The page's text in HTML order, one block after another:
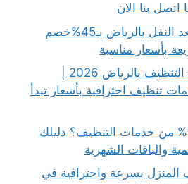
اتصل بنا الان
أفضل شركة تنظيف بعد النقل بالرياض بـ45%خصم
بأسعار مناسبة
تنظيف احترافية بأسعار تبدأ
كيف توفر حتى 50% من خدمات التنظيف؟ دليلك
والباقات الشهرية
المنزل بسرعة واحترافية في